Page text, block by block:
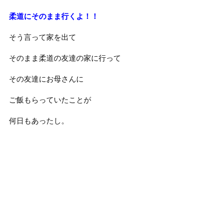
柔道にそのまま行くよ！！
そう言って家を出て
そのまま柔道の友達の家に行って
その友達にお母さんに
ご飯もらっていたことが
何日もあったし。